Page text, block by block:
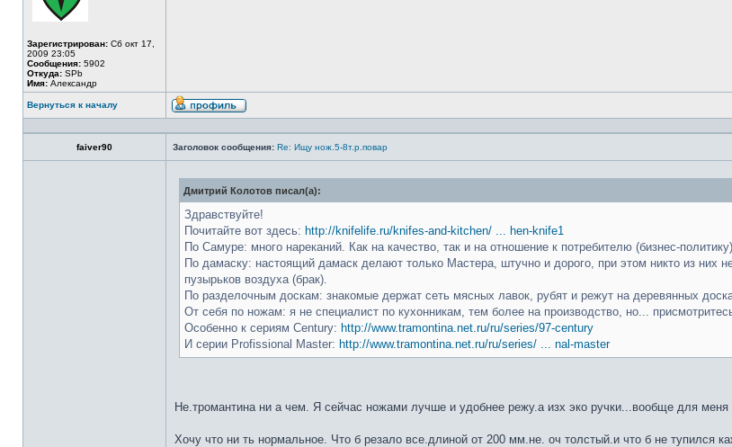
Зарегистрирован: Сб окт 17,
2009 23:05
Сообщения: 5902
Откуда: SPb
Имя: Александр
Вернуться к началу
faiver90 Заголовок сообщения: Re: Ищу нож.5-8т.р.повар
Дмитрий Колотов писал(а):
Здравствуйте!
Почитайте вот здесь: http://knifelife.ru/knifes-and-kitchen/ ... hen-knife1
По Самуре: много нареканий. Как на качество, так и на отношение к потребителю (бизнес-
По дамаску: настоящий дамаск делают только Мастера, штучно и дорого, при этом никто из них
пузырьков воздуха (брак).
По разделочным доскам: знакомые держат сеть мясных лавок, рубят и режут на деревянных
От себя по ножам: я не специалист по кухонникам, тем более на производство, но...
Особенно к сериям Century: http://www.tramontina.net.ru/ru/series/97-century
И серии Profissional Master: http://www.tramontina.net.ru/ru/series/ ... nal-master
Не.тромантина ни а чем. Я сейчас ножами лучше и удобнее режу.а изх эко ручки...вообще для
Хочу что ни ть нормальное. Что б резало все.длиной от 200 мм.не. оч толстый.и что б не тупился